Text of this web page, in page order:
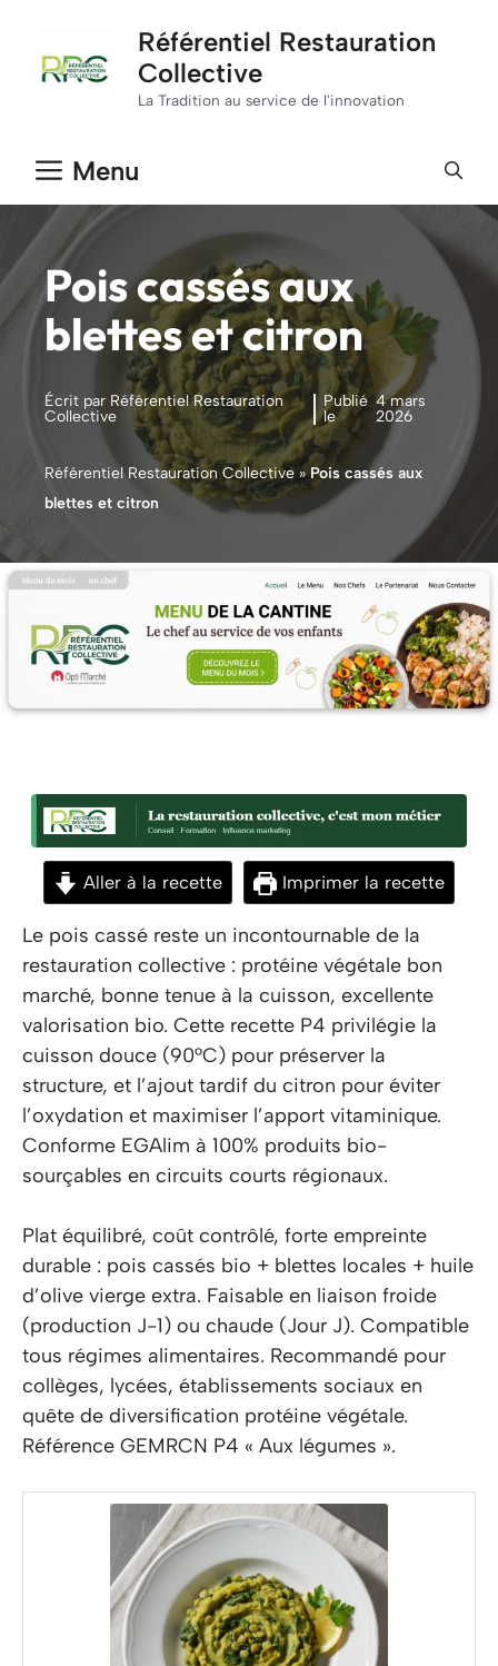
contenu
Référentiel Restauration
Collective
La Tradition au service de l'innovation
Menu
Pois cassés aux
blettes et citron
Écrit par Référentiel Restauration
Collective
Publié
le
4 mars
2026
Référentiel Restauration Collective »Pois cassés aux
blettes et citron
Aller à la recette Imprimer la recette
Le pois cassé reste un incontournable de la
restauration collective : protéine végétale bon
marché, bonne tenue à la cuisson, excellente
valorisation bio. Cette recette P4 privilégie la
cuisson douce (90°C) pour préserver la
structure, et l’ajout tardif du citron pour éviter
l’oxydation et maximiser l’apport vitaminique.
Conforme EGAlim à 100% produits bio-
sourçables en circuits courts régionaux.
Plat équilibré, coût contrôlé, forte empreinte
durable : pois cassés bio + blettes locales + huile
d’olive vierge extra. Faisable en liaison froide
(production J-1) ou chaude (Jour J). Compatible
tous régimes alimentaires. Recommandé pour
collèges, lycées, établissements sociaux en
quête de diversification protéine végétale.
Référence GEMRCN P4 « Aux légumes ».